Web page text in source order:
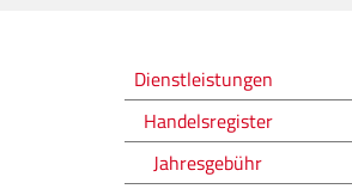
Registro delle
Dienstleistungen
Handelsregister
Jahresgebühr